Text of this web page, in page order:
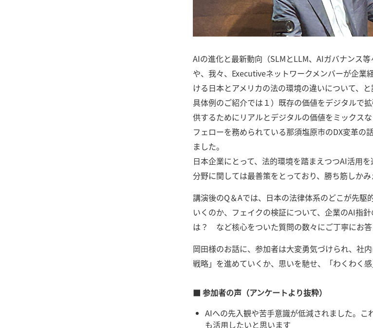
AIの進化と最新動向（SLMとLLM、AIガバナンス
や、我々、Executiveネットワークメンバーが企業
ける日本とアメリカの法の環境の違いについて、と
具体例のご紹介では１）既存の価値をデジタルで
供するためにリアルとデジタルの価値をミックス
フェローを務められている那須塩原市のDX変革の
ました。
日本企業にとって、法的環境を踏まえつつAI活用
分野に関しては最善策をとっており、勝ち筋しか
講演後のQ＆Aでは、日本の法律体系のどこが先
いくのか、フェイクの検証について、企業のAI指
は？ など核心をついた質問の数々にご丁寧にお答
岡田様のお話に、参加者は大変勇気づけられ、社
戦略」を進めていくか、思いを馳せ、「わくわく
■ 参加者の声（アンケートより抜粋）
AIへの先入観や苦手意識が低減されました。
も活用したいと思います